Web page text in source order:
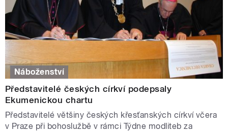
Náboženství
Představitelé českých církví podepsaly
Ekumenickou chartu
Představitelé většiny českých křesťanských církví včera
v Praze při bohoslužbě v rámci Týdne modliteb za